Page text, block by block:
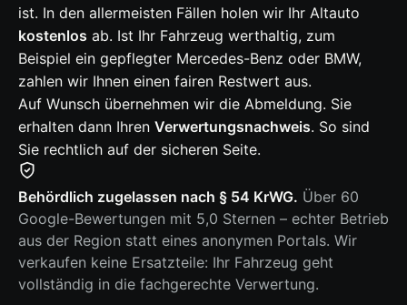
ist. In den allermeisten Fällen holen wir Ihr Altauto
kostenlos ab. Ist Ihr Fahrzeug werthaltig, zum
Beispiel ein gepflegter Mercedes-Benz oder BMW,
zahlen wir Ihnen einen fairen Restwert aus.
Auf Wunsch übernehmen wir die Abmeldung. Sie
erhalten dann Ihren Verwertungsnachweis. So sind
Sie rechtlich auf der sicheren Seite.
Behördlich zugelassen nach § 54 KrWG. Über 60
Google-Bewertungen mit 5,0 Sternen – echter Betrieb
aus der Region statt eines anonymen Portals. Wir
verkaufen keine Ersatzteile: Ihr Fahrzeug geht
vollständig in die fachgerechte Verwertung.